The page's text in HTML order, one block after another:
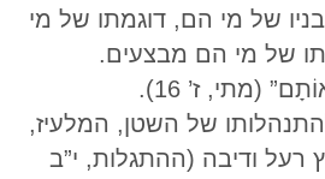
של מי הם, דוגמתו של מי
של מי הם מבצעים.
“בְּפֵרוֹתֵיהֶם תַּכִּירוּ אוֹתָם” (מתי, ז’ 16).
של השטן, המלעיז,
רעל ודיבה (ההתגלות, י”ב